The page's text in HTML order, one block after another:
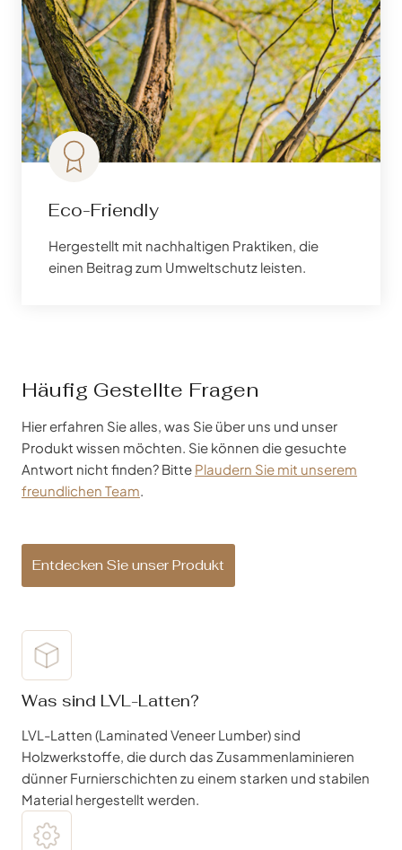
Eco-Friendly
Hergestellt mit nachhaltigen Praktiken, die
einen Beitrag zum Umweltschutz leisten.
Häufig Gestellte Fragen
Hier erfahren Sie alles, was Sie über uns und unser
Produkt wissen möchten. Sie können die gesuchte
Antwort nicht finden? Bitte Plaudern Sie mit unserem
freundlichen Team.
Entdecken Sie unser Produkt
Was sind LVL-Latten?
LVL-Latten (Laminated Veneer Lumber) sind
Holzwerkstoffe, die durch das Zusammenlaminieren
dünner Furnierschichten zu einem starken und stabilen
Material hergestellt werden.